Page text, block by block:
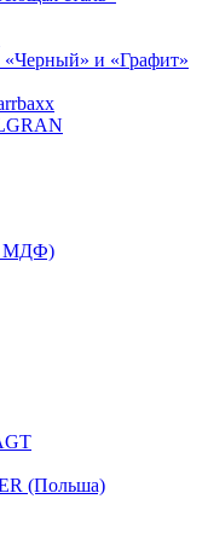
и «Графит»
МДФ)
(Польша)